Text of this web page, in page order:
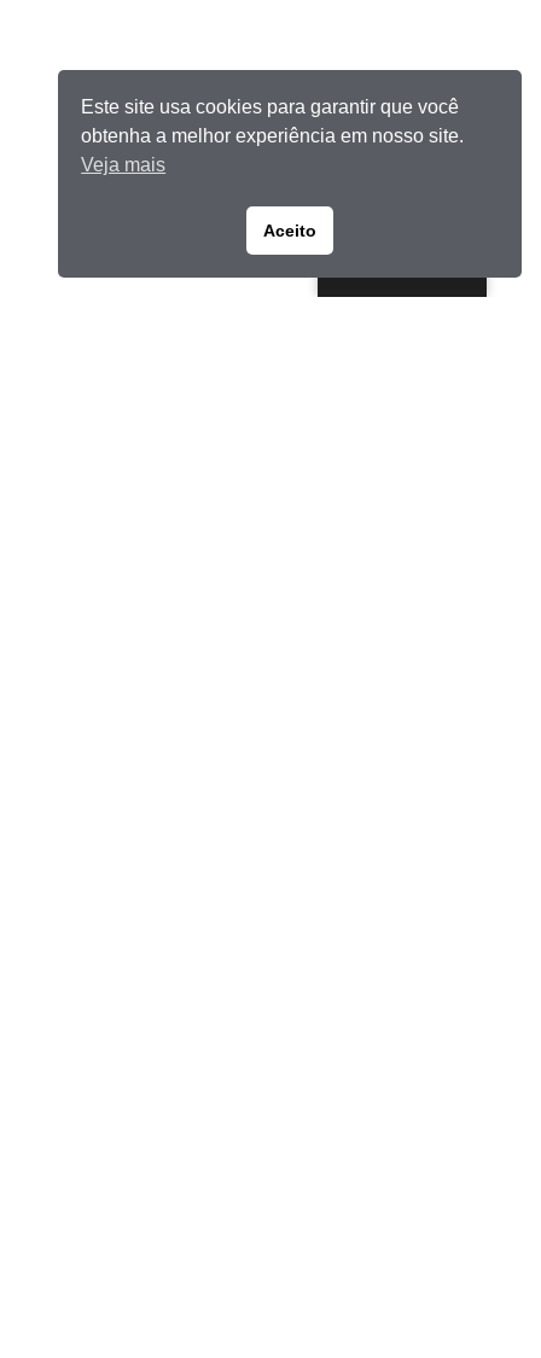
Este site usa cookies para garantir que você
obtenha a melhor experiência em nosso site.
Veja mais
Aceito